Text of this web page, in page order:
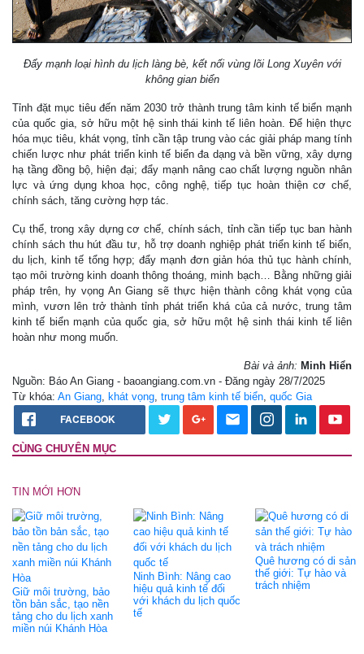
Đẩy mạnh loại hình du lịch làng bè, kết nối vùng lõi Long Xuyên với
không gian biển
Tỉnh đặt mục tiêu đến năm 2030 trở thành trung tâm kinh tế biển mạnh
của quốc gia, sở hữu một hệ sinh thái kinh tế liên hoàn. Để hiện thực
hóa mục tiêu, khát vọng, tỉnh cần tập trung vào các giải pháp mang tính
chiến lược như phát triển kinh tế biển đa dạng và bền vững, xây dựng
hạ tầng đồng bộ, hiện đại; đẩy mạnh nâng cao chất lượng nguồn nhân
lực và ứng dụng khoa học, công nghệ, tiếp tục hoàn thiện cơ chế,
chính sách, tăng cường hợp tác.
Cụ thể, trong xây dựng cơ chế, chính sách, tỉnh cần tiếp tục ban hành
chính sách thu hút đầu tư, hỗ trợ doanh nghiệp phát triển kinh tế biển,
du lịch, kinh tế tổng hợp; đẩy mạnh đơn giản hóa thủ tục hành chính,
tạo môi trường kinh doanh thông thoáng, minh bạch… Bằng những giải
pháp trên, hy vọng An Giang sẽ thực hiện thành công khát vọng của
mình, vươn lên trở thành tỉnh phát triển khá của cả nước, trung tâm
kinh tế biển mạnh của quốc gia, sở hữu một hệ sinh thái kinh tế liên
hoàn như mong muốn.
Bài và ảnh: Minh Hiển
Nguồn: Báo An Giang - baoangiang.com.vn - Đăng ngày 28/7/2025
Từ khóa: An Giang, khát vọng, trung tâm kinh tế biển, quốc Gia
FACEBOOK
CÙNG CHUYÊN MỤC
TIN MỚI HƠN
Giữ môi trường, bảo
tồn bản sắc, tạo nền
tảng cho du lịch xanh
miền núi Khánh Hòa
Ninh Bình: Nâng cao
hiệu quả kinh tế đối
với khách du lịch quốc
tế
Quê hương có di sản
thế giới: Tự hào và
trách nhiệm